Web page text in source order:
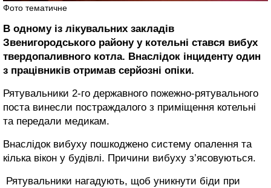
Фото тематичне
В одному із лікувальних закладів
Звенигородського району у котельні стався вибух
твердопаливного котла. Внаслідок інциденту один
з працівників отримав серйозні опіки.
Рятувальники 2-го державного пожежно-рятувального
поста винесли постраждалого з приміщення котельні
та передали медикам.
Внаслідок вибуху пошкоджено систему опалення та
кілька вікон у будівлі. Причини вибуху з’ясовуються.
Рятувальники нагадують, щоб уникнути біди при